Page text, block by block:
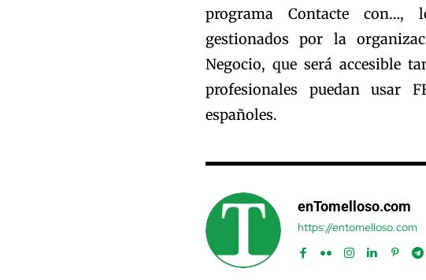
programa Contacte con…,
gestionados por la
Negocio, que será accesible
profesionales puedan usar
españoles.
enTomelloso.com
https://entomelloso.com